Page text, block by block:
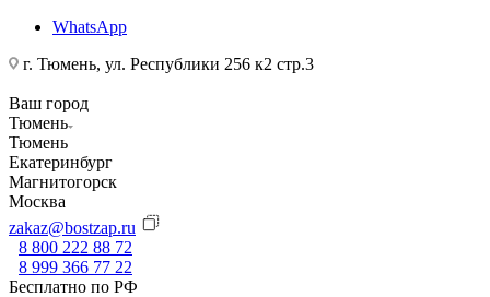
WhatsApp
г. Тюмень, ул. Республики 256 к2 стр.3
Ваш город
Тюмень
Тюмень
Екатеринбург
Магнитогорск
Москва
zakaz@bostzap.ru
8 800 222 88 72
8 999 366 77 22
Бесплатно по РФ